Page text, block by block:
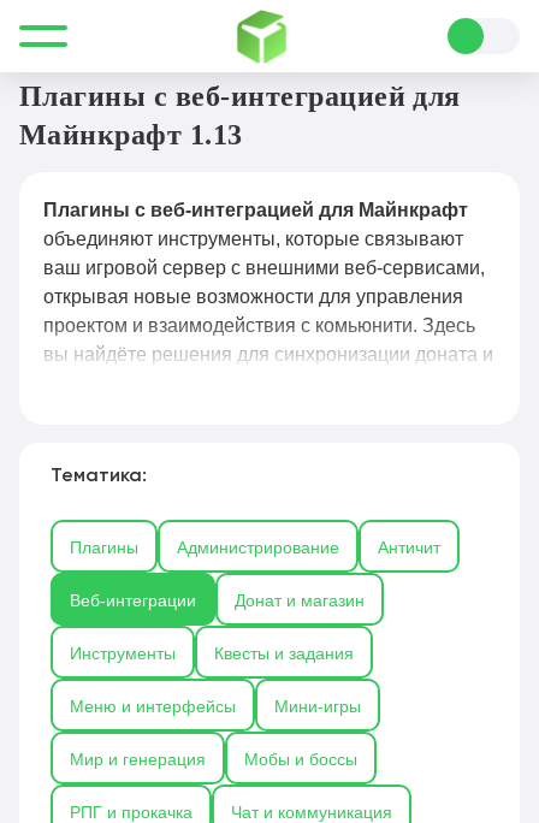
Все для Minecraft Плагины Веб-интеграции
Плагины с веб-интеграцией для
Майнкрафт 1.13
Плагины с веб-интеграцией для Майнкрафт
объединяют инструменты, которые связывают
ваш игровой сервер с внешними веб-сервисами,
открывая новые возможности для управления
проектом и взаимодействия с комьюнити. Здесь
вы найдёте решения для синхронизации доната и
интеграции с дискорд-ботами и системами
бэкапа на облачные хранилища и подключения к
внешним базам данных. Каждый плагин
сопровождается инструкцией по настройке,
примерами конфигурации и информацией о
совместимости с популярными движками сайтов
и ядрами серверов (Spigot, Paper, Purpur), что
позволяет быстро внедрить веб-функции без
глубоких знаний программирования.
Тематика:
Плагины Администрирование Античит
Веб-интеграции Донат и магазин
Инструменты Квесты и задания
Меню и интерфейсы Мини-игры
Мир и генерация Мобы и боссы
РПГ и прокачка Чат и коммуникация